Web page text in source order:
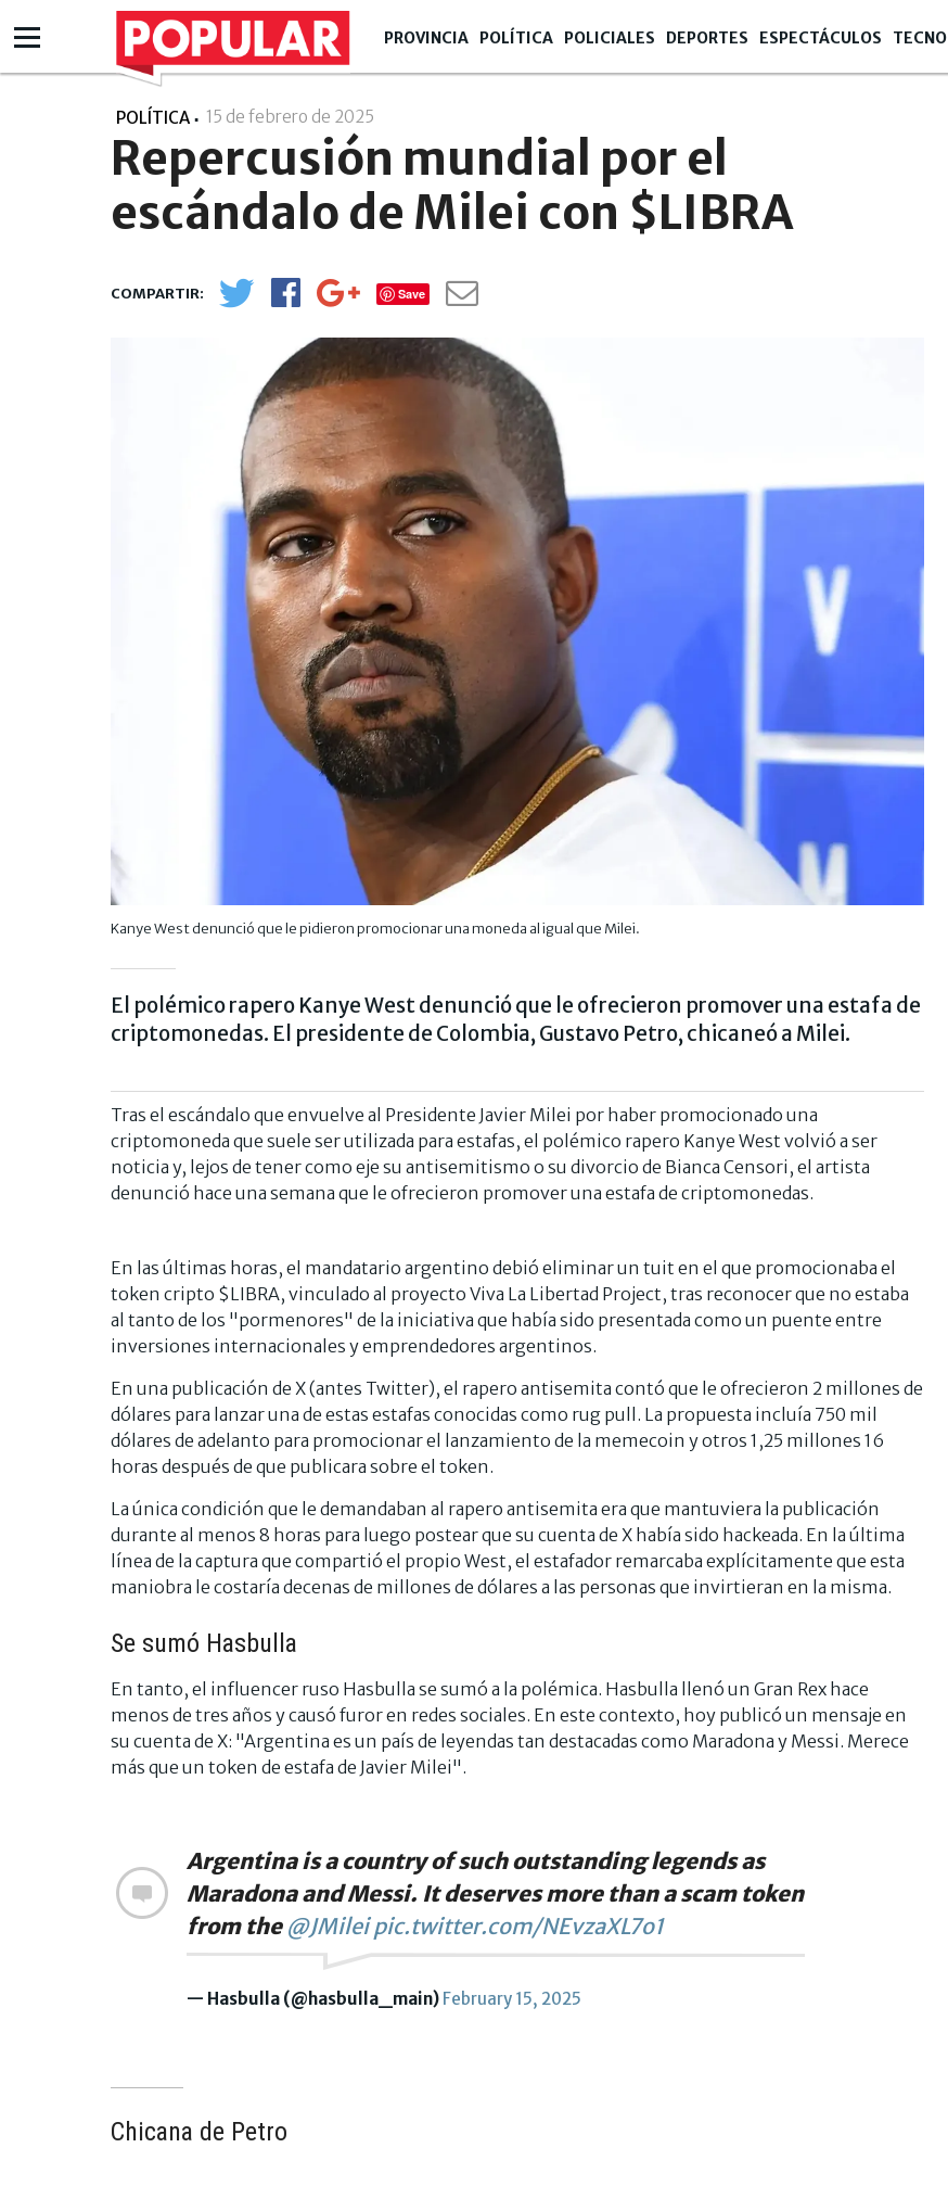
PROVINCIA POLÍTICA POLICIALES DEPORTES ESPECTÁCULOS TECNO
POLÍTICA 15 de febrero de 2025
Repercusión mundial por el
escándalo de Milei con $LIBRA
Save
Kanye West denunció que le pidieron promocionar una moneda al igual que Milei.
El polémico rapero Kanye West denunció que le ofrecieron promover una estafa de
criptomonedas. El presidente de Colombia, Gustavo Petro, chicaneó a Milei.
Tras el escándalo que envuelve al Presidente Javier Milei por haber promocionado una
criptomoneda que suele ser utilizada para estafas, el polémico rapero Kanye West volvió a ser
noticia y, lejos de tener como eje su antisemitismo o su divorcio de Bianca Censori, el artista
denunció hace una semana que le ofrecieron promover una estafa de criptomonedas.
En las últimas horas, el mandatario argentino debió eliminar un tuit en el que promocionaba el
token cripto $LIBRA, vinculado al proyecto Viva La Libertad Project, tras reconocer que no estaba
al tanto de los "pormenores" de la iniciativa que había sido presentada como un puente entre
inversiones internacionales y emprendedores argentinos.
En una publicación de X (antes Twitter), el rapero antisemita contó que le ofrecieron 2 millones de
dólares para lanzar una de estas estafas conocidas como rug pull. La propuesta incluía 750 mil
dólares de adelanto para promocionar el lanzamiento de la memecoin y otros 1,25 millones 16
horas después de que publicara sobre el token.
La única condición que le demandaban al rapero antisemita era que mantuviera la publicación
durante al menos 8 horas para luego postear que su cuenta de X había sido hackeada. En la última
línea de la captura que compartió el propio West, el estafador remarcaba explícitamente que esta
maniobra le costaría decenas de millones de dólares a las personas que invirtieran en la misma.
Se sumó Hasbulla
En tanto, el influencer ruso Hasbulla se sumó a la polémica. Hasbulla llenó un Gran Rex hace
menos de tres años y causó furor en redes sociales. En este contexto, hoy publicó un mensaje en
su cuenta de X: "Argentina es un país de leyendas tan destacadas como Maradona y Messi. Merece
más que un token de estafa de Javier Milei".
Argentina is a country of such outstanding legends as
Maradona and Messi. It deserves more than a scam token
from the @JMilei pic.twitter.com/NEvzaXL7o1
— Hasbulla (@hasbulla_main) February 15, 2025
Chicana de Petro